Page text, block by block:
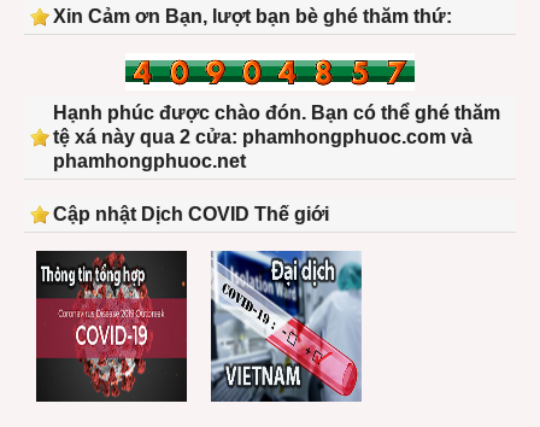
Xin Cảm ơn Bạn, lượt bạn bè ghé thăm thứ:
Hạnh phúc được chào đón. Bạn có thể ghé thăm
tệ xá này qua 2 cửa: phamhongphuoc.com và
phamhongphuoc.net
Cập nhật Dịch COVID Thế giới